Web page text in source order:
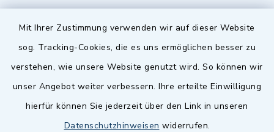
Mit Ihrer Zustimmung verwenden wir auf dieser Website
sog. Tracking-Cookies, die es uns ermöglichen besser zu
verstehen, wie unsere Website genutzt wird. So können wir
unser Angebot weiter verbessern. Ihre erteilte Einwilligung
hierfür können Sie jederzeit über den Link in unseren
Datenschutzhinweisen widerrufen.
Quicklinks
Zenngrund Allianz
Dillenberggruppe